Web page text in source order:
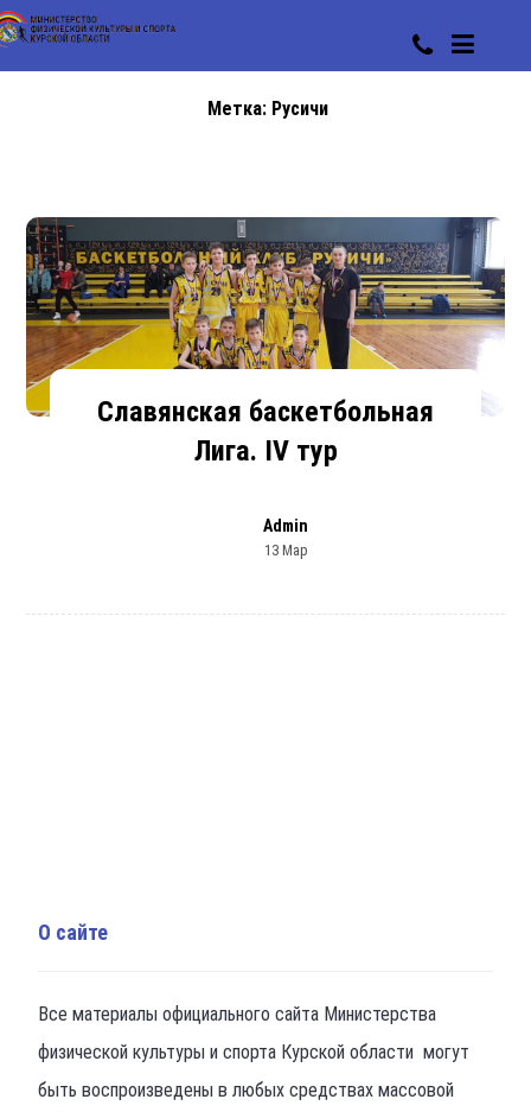
Метка: Русичи
Славянская баскетбольная
Лига. IV тур
Admin
13 Мар
О сайте
Все материалы официального сайта Министерства
физической культуры и спорта Курской области могут
быть воспроизведены в любых средствах массовой